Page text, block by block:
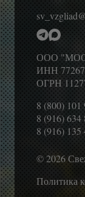
ООО
ИНН
ОГРН
8 (800) 101
8 (916) 634
8 (916) 135
© 2026
Политика